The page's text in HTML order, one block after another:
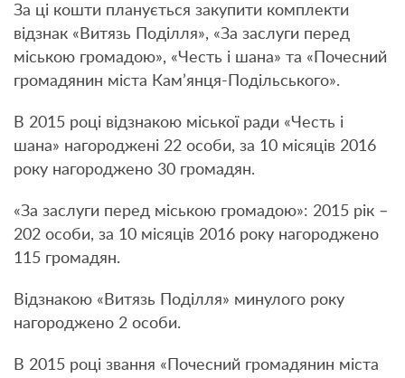
За ці кошти планується закупити комплекти
відзнак «Витязь Поділля», «За заслуги перед
міською громадою», «Честь і шана» та «Почесний
громадянин міста Кам’янця-Подільського».
В 2015 році відзнакою міської ради «Честь і
шана» нагороджені 22 особи, за 10 місяців 2016
року нагороджено 30 громадян.
«За заслуги перед міською громадою»: 2015 рік –
202 особи, за 10 місяців 2016 року нагороджено
115 громадян.
Відзнакою «Витязь Поділля» минулого року
нагороджено 2 особи.
В 2015 році звання «Почесний громадянин міста